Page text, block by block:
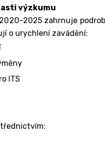
výzkumu
zahrnuje
o urychlení zavádění:
ITS